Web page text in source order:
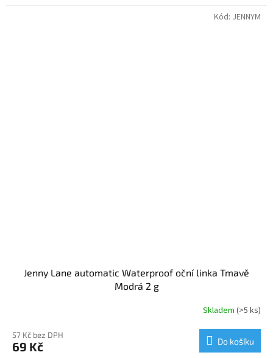
Jenny Lane automatic Waterproof oční linka Tmavě
Modrá 2 g
produktu
je
Skladem(>5 ks)
57 Kč bez DPH
69 Kč Do košíku
Kód: JENNYM